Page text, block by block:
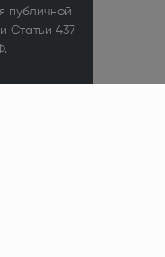
публичной
Статьи 437